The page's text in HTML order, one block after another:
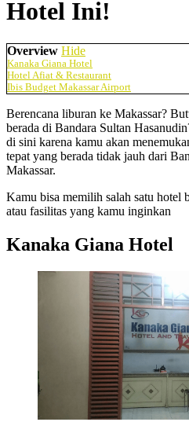
Hotel Ini!
Overview Hide
Kanaka Giana Hotel
Hotel Afiat & Restaurant
Ibis Budget Makassar Airport
Berencana liburan ke Makassar?
berada di Bandara Sultan
di sini karena kamu akan
tepat yang berada tidak jauh dari
Makassar.
Kamu bisa memilih salah satu hotel
atau fasilitas yang kamu inginkan
Kanaka Giana Hotel